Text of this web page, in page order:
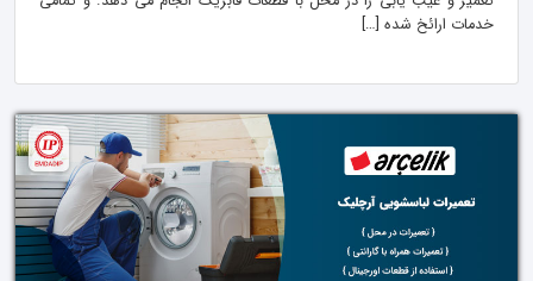
خدمات ارائخ شده […]